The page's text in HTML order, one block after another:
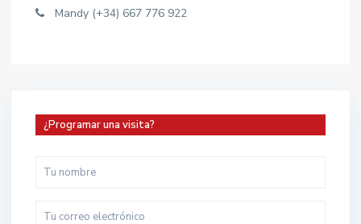
Mandy (+34) 667 776 922
¿Programar una visita?